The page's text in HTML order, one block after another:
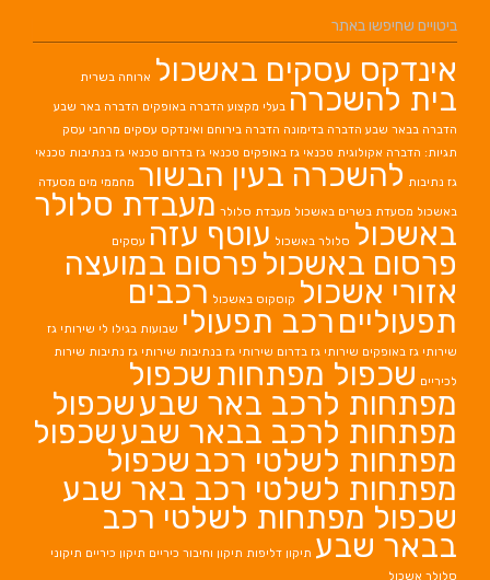
ביטויים שחיפשו באתר
אינדקס עסקים באשכול ארוחה בשרית
בית להשכרה בעלי מקצוע הדברה באופקים הדברה באר שבע
הדברה בבאר שבע הדברה בדימונה הדברה בירוחם ואינדקס עסקים מרחבי עסק
תגיות: הדברה אקולוגית טכנאי גז באופקים טכנאי גז בדרום טכנאי גז בנתיבות טכנאי
גז נתיבות להשכרה בעין הבשור מחממי מים מסעדה
באשכול מסעדת בשרים באשכול מעבדת סלולר מעבדת סלולר
באשכול סלולר באשכול עוטף עזה עסקים
פרסום באשכול פרסום במועצה
אזורי אשכול קוסקוס באשכול רכבים
תפעוליים רכב תפעולי שבועות בגילו לי שירותי גז
שירותי גז באופקים שירותי גז בדרום שירותי גז בנתיבות שירותי גז נתיבות שירות
לכיריים שכפול מפתחות שכפול
מפתחות לרכב באר שבעשכפול
מפתחות לרכב בבאר שבעשכפול
מפתחות לשלטי רכב שכפול
מפתחות לשלטי רכב באר שבע
שכפול מפתחות לשלטי רכב
בבאר שבע תיקון דליפות תיקון וחיבור כיריים תיקון כיריים תיקוני
סלולר אשכול